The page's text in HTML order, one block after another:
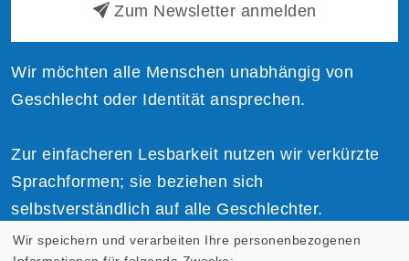
Zum Newsletter anmelden
Wir möchten alle Menschen unabhängig von
Geschlecht oder Identität ansprechen.
Zur einfacheren Lesbarkeit nutzen wir verkürzte
Sprachformen; sie beziehen sich
selbstverständlich auf alle Geschlechter.
Wir speichern und verarbeiten Ihre personenbezogenen